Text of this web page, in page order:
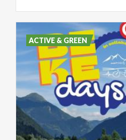
ACTIVE & GREEN